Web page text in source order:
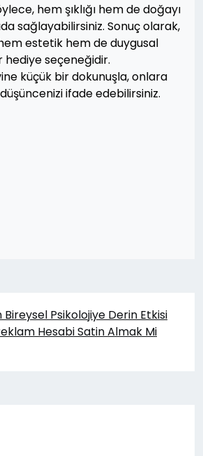
hem şıklığı hem de doğayı
sağlayabilirsiniz. Sonuç olarak,
estetik hem de duygusal
hediye seçeneğidir.
küçük bir dokunuşla, onlara
ifade edebilirsiniz.
Bireysel Psikolojiye Derin Etkisi
Hesabi Satin Almak Mi